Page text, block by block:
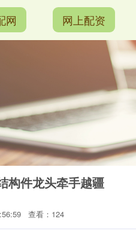
网 网上配资
构件龙头牵手越疆
查看：124